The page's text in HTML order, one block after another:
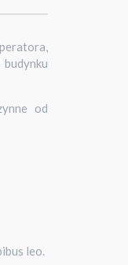
od
leo.